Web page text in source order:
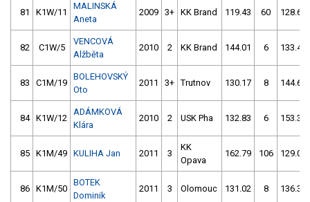
81 K1W/11
MALINSKÁ
Aneta
2009 3+ KK Brand 119.43 60 128.62
82 C1W/5
VENCOVÁ
Alžběta
2010 2 KK Brand 144.01 6 133.43
83 C1M/19
BOLEHOVSKÝ
Oto
2011 3+ Trutnov 130.17 8 144.69
84 K1W/12
ADÁMKOVÁ
Klára
2010 2 USK Pha 132.83 6 153.35
85 K1M/49 KULIHA Jan 2011 3
KK
Opava
162.79 106 129.01
86 K1M/50
BOTEK
Dominik
2011 3 Olomouc 131.02 8 136.36